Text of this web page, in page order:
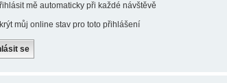
mě automaticky při každé návštěvě
můj online stav pro toto přihlášení